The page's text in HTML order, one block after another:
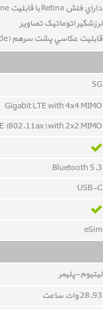
داراي فلش Retina با قابلیت True Tone
لرزشگير اتوماتيک تصاوير
قابليت عکاسي پشت سرهم (Burst mode)
5G
Gigabit LTE with 4x4 MIMO
(802.11ax) with 2x2 MIMO
Bluetooth 5.3
USB-C
eSim
ليتيوم-پلیمر
28.93 وات ساعت